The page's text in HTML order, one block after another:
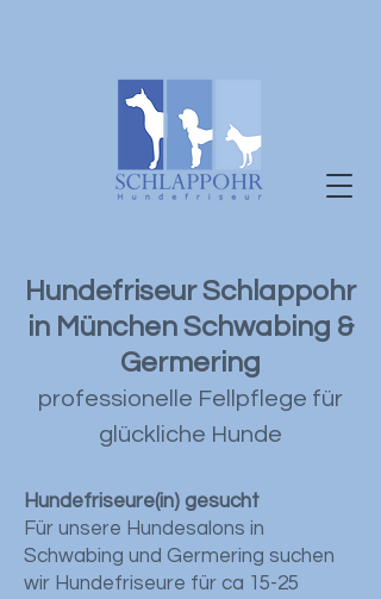
Hundefriseur Schlappohr
in München Schwabing &
Germering
professionelle Fellpflege für
glückliche Hunde
Hundefriseure(in) gesucht
Für unsere Hundesalons in
Schwabing und Germering suchen
wir Hundefriseure für ca 15-25